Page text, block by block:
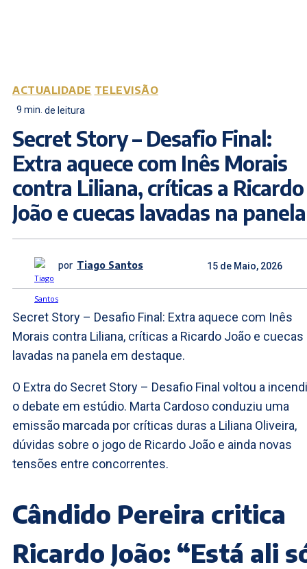
ACTUALIDADE TELEVISÃO
9 min. de leitura
Secret Story – Desafio Final:
Extra aquece com Inês Morais
contra Liliana, críticas a Ricardo
João e cuecas lavadas na panela
por Tiago Santos 15 de Maio, 2026
Secret Story – Desafio Final: Extra aquece com Inês
Morais contra Liliana, críticas a Ricardo João e cuecas
lavadas na panela em destaque.
O Extra do Secret Story – Desafio Final voltou a
o debate em estúdio. Marta Cardoso conduziu uma
emissão marcada por críticas duras a Liliana Oliveira,
dúvidas sobre o jogo de Ricardo João e ainda novas
tensões entre concorrentes.
Cândido Pereira critica
Ricardo João: “Está ali